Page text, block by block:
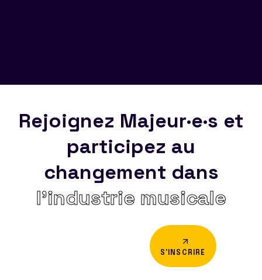
Rejoignez Majeur·e·s et
participez au
changement dans
l’industrie musicale
S'INSCRIRE